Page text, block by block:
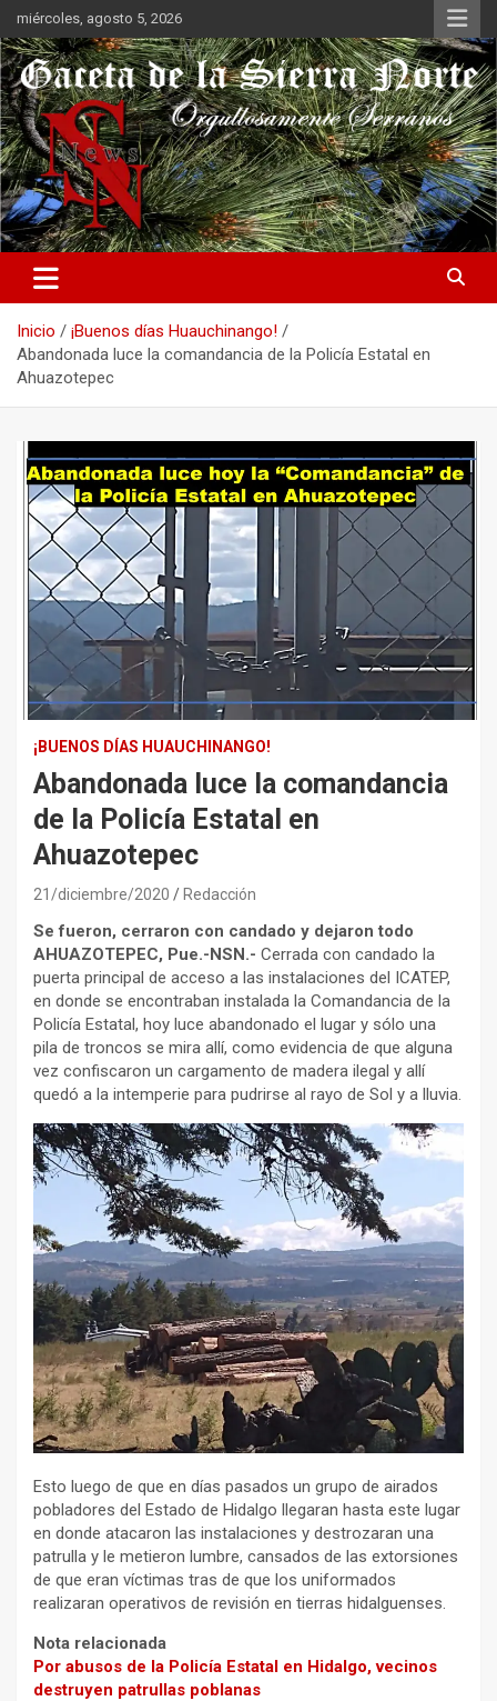
Saltar
al
contenido
miércoles, agosto 5, 2026
Gaceta de la Sierra Norte
Orgullosamente Serranos
Inicio
¡Buenos días Huauchinango!
Abandonada luce la comandancia de la Policía Estatal en
Ahuazotepec
¡BUENOS DÍAS HUAUCHINANGO!
Abandonada luce la comandancia
de la Policía Estatal en
Ahuazotepec
21/diciembre/2020 Redacción
Se fueron, cerraron con candado y dejaron todo
AHUAZOTEPEC, Pue.-NSN.- Cerrada con candado la
puerta principal de acceso a las instalaciones del ICATEP,
en donde se encontraban instalada la Comandancia de la
Policía Estatal, hoy luce abandonado el lugar y sólo una
pila de troncos se mira allí, como evidencia de que alguna
vez confiscaron un cargamento de madera ilegal y allí
quedó a la intemperie para pudrirse al rayo de Sol y a lluvia.
Esto luego de que en días pasados un grupo de airados
pobladores del Estado de Hidalgo llegaran hasta este lugar
en donde atacaron las instalaciones y destrozaran una
patrulla y le metieron lumbre, cansados de las extorsiones
de que eran víctimas tras de que los uniformados
realizaran operativos de revisión en tierras hidalguenses.
Nota relacionada
Por abusos de la Policía Estatal en Hidalgo, vecinos
destruyen patrullas poblanas